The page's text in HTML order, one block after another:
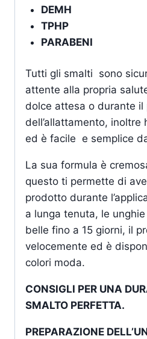
DEMH
TPHP
PARABENI
Tutti gli smalti sono
attente alla propria
dolce attesa o durante il
dell’allattamento, inoltre
ed è facile e semplice
La sua formula è
questo ti permette di
prodotto durante
a lunga tenuta, le
belle fino a 15 giorni, il
velocemente ed è
colori moda.
CONSIGLI PER UNA
SMALTO PERFETTA.
PREPARAZIONE